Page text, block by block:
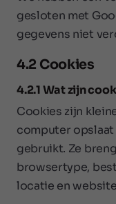
gesloten met
gegevens niet
4.2 Cookies
4.2.1 Wat zijn
Cookies zijn
computer
gebruikt. Ze
browsertype,
locatie en